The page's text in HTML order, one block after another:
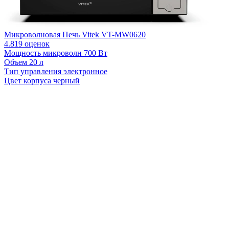
Микроволновая Печь Vitek VT-MW0620
4.819 оценок
Мощность микроволн 700 Вт
Объем 20 л
Тип управления электронное
Цвет корпуса черный